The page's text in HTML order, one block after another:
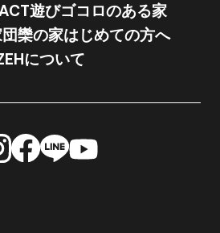
遊びゴコロのある家
団欒の家はじめての方へ
について